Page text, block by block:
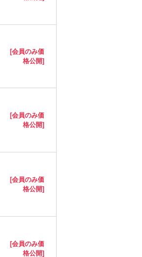
[会員のみ価
格公開]
[会員のみ価
格公開]
[会員のみ価
格公開]
[会員のみ価
格公開]